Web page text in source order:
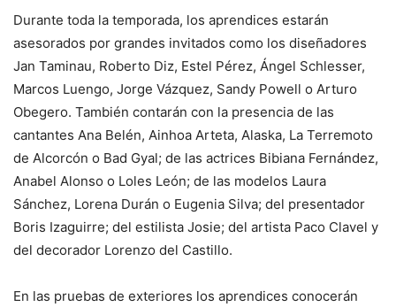
Durante toda la temporada, los aprendices estarán
asesorados por grandes invitados como los diseñadores
Jan Taminau, Roberto Diz, Estel Pérez, Ángel Schlesser,
Marcos Luengo, Jorge Vázquez, Sandy Powell o Arturo
Obegero. También contarán con la presencia de las
cantantes Ana Belén, Ainhoa Arteta, Alaska, La Terremoto
de Alcorcón o Bad Gyal; de las actrices Bibiana Fernández,
Anabel Alonso o Loles León; de las modelos Laura
Sánchez, Lorena Durán o Eugenia Silva; del presentador
Boris Izaguirre; del estilista Josie; del artista Paco Clavel y
del decorador Lorenzo del Castillo.
En las pruebas de exteriores los aprendices conocerán